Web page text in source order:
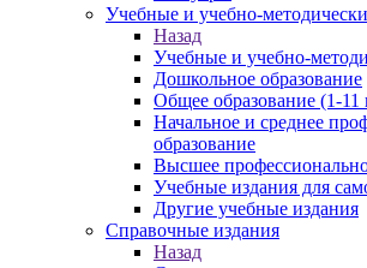
Учебные и учебно-
Назад
Учебные и учебно-
Дошкольное образование
Общее образование (1-11
Начальное и среднее
образование
Высшее
Учебные издания для
Другие учебные издания
Справочные издания
Назад